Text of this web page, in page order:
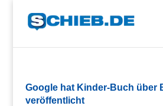
Google hat Kinder-Buch über
veröffentlicht